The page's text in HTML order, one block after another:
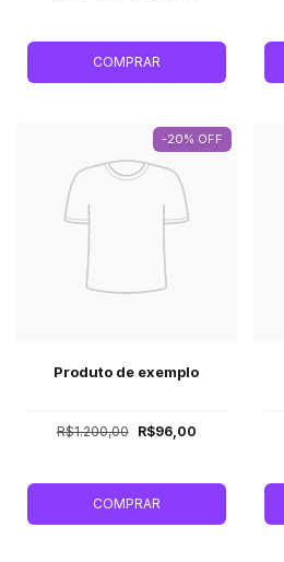
COMPRAR
-20% OFF
Produto de exemplo
R$1.200,00 R$96,00
COMPRAR